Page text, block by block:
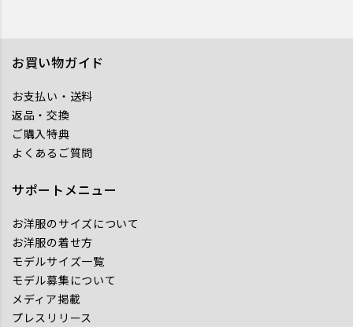
お買い物ガイド
お支払い・送料
返品・交換
ご購入特典
よくあるご質問
サポートメニュー
お洋服のサイズについて
お洋服の着せ方
モデルサイズ一覧
モデル募集について
メディア掲載
プレスリリース